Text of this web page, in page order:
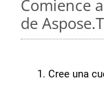
Comience
de
Cree una